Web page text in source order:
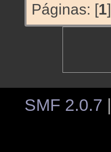
Páginas: [1]
SMF 2.0.7